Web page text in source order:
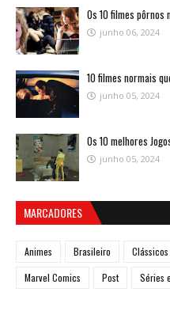
Os 10 filmes pôrnos
junho 06, 2024
10 filmes normais
junho 05, 2024
Os 10 melhores
junho 05, 2024
MARCADORES
Animes Brasileiro Clássicos
Marvel Comics
Post Séries